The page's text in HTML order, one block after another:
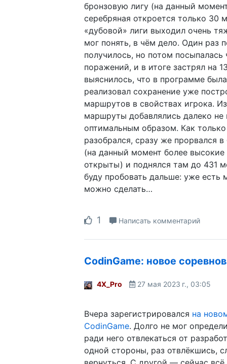
бронзовую лигу (на данный
серебряная откроется только 30
«дубовой» лиги выходил очень
мог понять, в чём дело. Один раз
получилось, но потом посыпалась
поражений, и в итоге застрял на
выяснилось, что в программе
реализовал сохранение уже
маршрутов в свойствах игрока.
маршруты добавлялись далеко не
оптимальным образом. Как
разобрался, сразу же прорвался
(на данный момент более
открыты) и поднялся там до 431
буду пробовать дальше: уже есть
можно сделать…
1 Написать комментарий
CodinGame: новое
4X_Pro 27 мая 2023 г., 03:05
Вчера зарегистрировался на
CodinGame. Долго не мог
ради него отвлекаться от
одной стороны, раз отвлёкшись,